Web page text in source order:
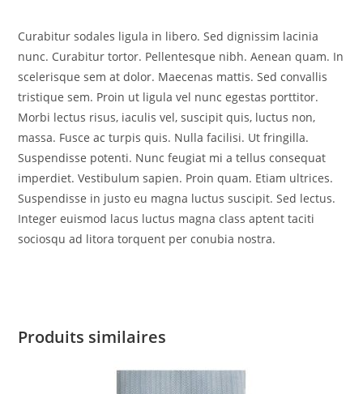
Curabitur sodales ligula in libero. Sed dignissim lacinia
nunc. Curabitur tortor. Pellentesque nibh. Aenean quam. In
scelerisque sem at dolor. Maecenas mattis. Sed convallis
tristique sem. Proin ut ligula vel nunc egestas porttitor.
Morbi lectus risus, iaculis vel, suscipit quis, luctus non,
massa. Fusce ac turpis quis. Nulla facilisi. Ut fringilla.
Suspendisse potenti. Nunc feugiat mi a tellus consequat
imperdiet. Vestibulum sapien. Proin quam. Etiam ultrices.
Suspendisse in justo eu magna luctus suscipit. Sed lectus.
Integer euismod lacus luctus magna class aptent taciti
sociosqu ad litora torquent per conubia nostra.
Produits similaires